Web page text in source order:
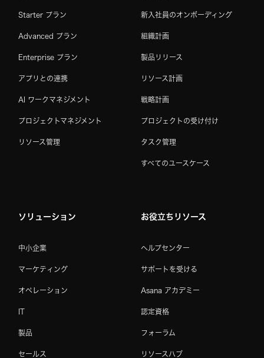
Starter プラン
Advanced プラン
Enterprise プラン
アプリとの連携
AI ワークマネジメント
プロジェクトマネジメント
リソース管理
新入社員のオンボーディング
組織計画
製品リリース
リソース計画
戦略計画
プロジェクトの受け付け
タスク管理
すべてのユースケース
ソリューション
中小企業
マーケティング
オペレーション
IT
製品
セールス
お役立ちリソース
ヘルプセンター
サポートを受ける
Asana アカデミー
認定資格
フォーラム
リソースハブ